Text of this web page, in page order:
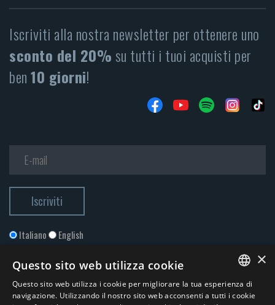
Iscriviti alla nostra newsletter per ottenere uno
sconto del 20%su tutti i tuoi acquisti per
ben10 giorni!
Italiano English
ITALIAN
×
Questo sito web utilizza cookie
Questo sito web utilizza i cookie per migliorare la tua esperienza di
navigazione. Utilizzando il nostro sito web acconsenti a tutti i cookie